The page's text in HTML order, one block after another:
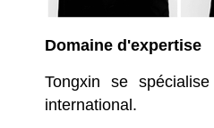
Domaine d'expertise
Tongxin se
international.